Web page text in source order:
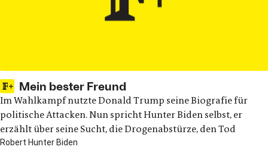
Mein bester Freund
Im Wahlkampf nutzte Donald Trump seine Biografie für
politische Attacken. Nun spricht Hunter Biden selbst, er
erzählt über seine Sucht, die Drogenabstürze, den Tod
Robert Hunter Biden